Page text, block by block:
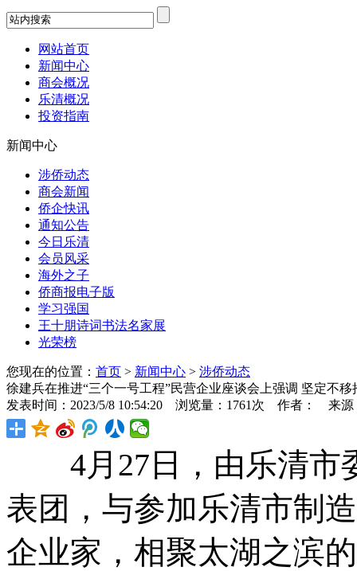
网站首页
新闻中心
商会概况
乐清概况
投资指南
新闻中心
涉侨动态
商会新闻
侨企快讯
通知公告
今日乐清
会员风采
海外之子
侨商报电子版
学习强国
王十朋诗词书法名家展
光荣榜
您现在的位置： 首页 > 新闻中心 > 涉侨动态
徐建兵在推进“三个一号工程”民营企业座谈会上强调 坚定不
发表时间：2023/5/8 10:54:20 浏览量：1761次 作者： 来源
4月27日，由乐清市
表团，与参加乐清市制
企业家，相聚太湖之滨